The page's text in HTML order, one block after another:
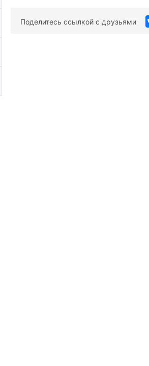
Поделитесь ссылкой с друзьями